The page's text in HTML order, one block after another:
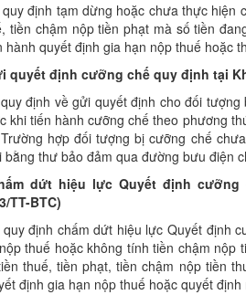
quy định tạm dừng hoặc chưa thực
tiền chậm nộp tiền phạt mà số tiền
hành quyết định gia hạn nộp thuế hoặc
quyết định cưỡng chế quy định tại
định về gửi quyết định cho đối
khi tiến hành cưỡng chế theo phương
hợp đối tượng bị cưỡng chế
bằng thư bảo đảm qua đường bưu điện
dứt hiệu lực Quyết định cưỡng
TT-BTC)
quy định chấm dứt hiệu lực Quyết định
thuế hoặc không tính tiền chậm
thuế, tiền phạt, tiền chậm nộp tiền
định gia hạn nộp thuế hoặc quyết